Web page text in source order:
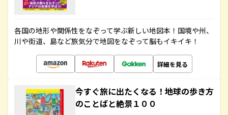
各国の地形や関係性をなぞって学ぶ新しい地図本！国境や州、
川や街道、島など旅気分で地図をなぞって脳もイキイキ！
詳細を見る
今すぐ旅に出たくなる！地球の歩き方
のことばと絶景１００